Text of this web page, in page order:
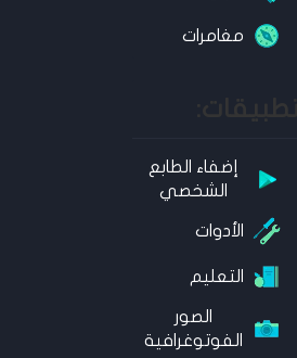
مغامرات
إضفاء الطابع
الشخصي
الأدوات
التعليم
الصور
الفوتوغرافية